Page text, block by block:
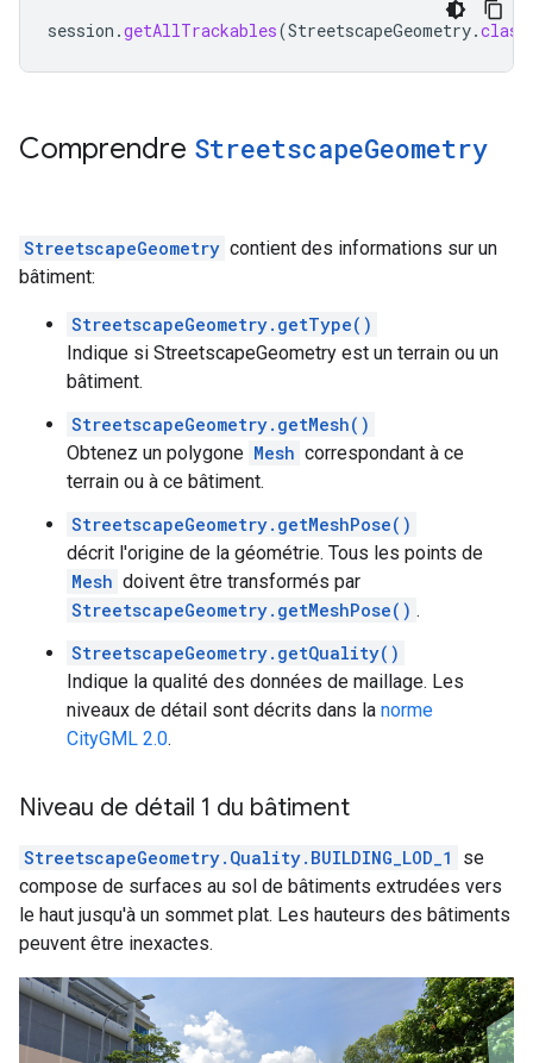
session .getAllTrackables(StreetscapeGeometry.class
Comprendre StreetscapeGeometry
StreetscapeGeometry contient des informations sur un
bâtiment:
StreetscapeGeometry.getType()
Indique si StreetscapeGeometry est un terrain ou un
bâtiment.
StreetscapeGeometry.getMesh()
Obtenez un polygone Mesh correspondant à ce
terrain ou à ce bâtiment.
StreetscapeGeometry.getMeshPose()
décrit l'origine de la géométrie. Tous les points de
Mesh doivent être transformés par
StreetscapeGeometry.getMeshPose() .
StreetscapeGeometry.getQuality()
Indique la qualité des données de maillage. Les
niveaux de détail sont décrits dans la norme
CityGML 2.0.
Niveau de détail 1 du bâtiment
StreetscapeGeometry.Quality.BUILDING_LOD_1
se
compose de surfaces au sol de bâtiments extrudées vers
le haut jusqu'à un sommet plat. Les hauteurs des bâtiments
peuvent être inexactes.